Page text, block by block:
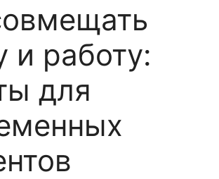
и работу:
для